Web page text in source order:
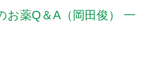
お薬Q＆A（岡田俊） 一